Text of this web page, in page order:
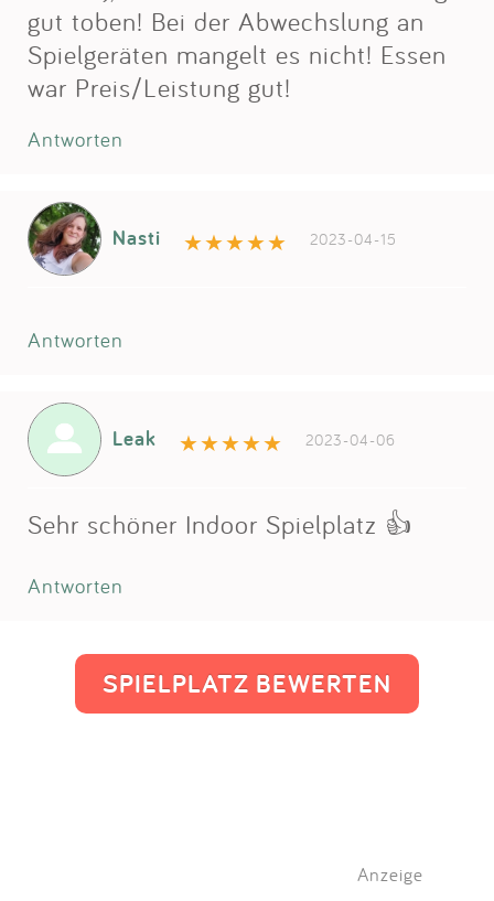
gut toben! Bei der Abwechslung an
Spielgeräten mangelt es nicht! Essen
war Preis/Leistung gut!
Antworten
Nasti 2023-04-15
Antworten
Leak 2023-04-06
Sehr schöner Indoor Spielplatz 👍
Antworten
SPIELPLATZ BEWERTEN
Anzeige